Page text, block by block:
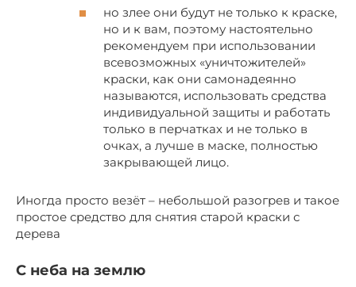
но злее они будут не только к краске,
но и к вам, поэтому настоятельно
рекомендуем при использовании
всевозможных «уничтожителей»
краски, как они самонадеянно
называются, использовать средства
индивидуальной защиты и работать
только в перчатках и не только в
очках, а лучше в маске, полностью
закрывающей лицо.
Иногда просто везёт – небольшой разогрев и такое
простое средство для снятия старой краски с
дерева
С неба на землю